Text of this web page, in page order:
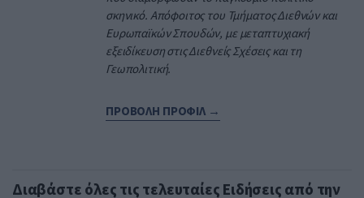
σκηνικό. Απόφοιτος του Τμήματος Διεθνών και
Ευρωπαϊκών Σπουδών, με μεταπτυχιακή
εξειδίκευση στις Διεθνείς Σχέσεις και τη
Γεωπολιτική.
ΠΡΟΒΟΛΗ ΠΡΟΦΙΛ →
Διαβάστε όλες τις τελευταίες Ειδήσεις από την